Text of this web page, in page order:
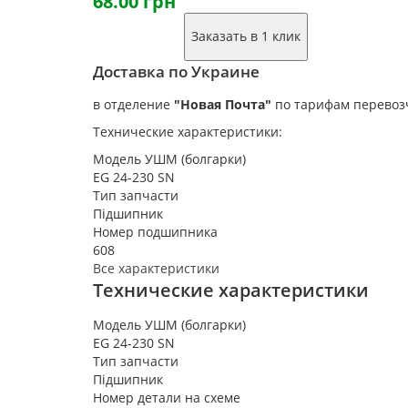
Заказать в 1 клик
Доставка по Украине
в отделение "Новая Почта" по тарифам
Технические характеристики:
Модель УШМ (болгарки)
EG 24-230 SN
Тип запчасти
Підшипник
Номер подшипника
608
Все характеристики
Технические характеристики
Модель УШМ (болгарки)
EG 24-230 SN
Тип запчасти
Підшипник
Номер детали на схеме